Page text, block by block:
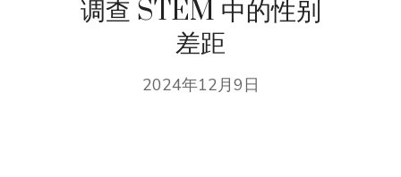
调查 STEM 中的性别
差距
2024年12月9日